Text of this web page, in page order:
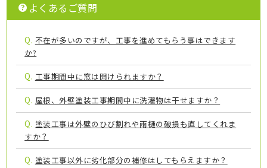
よくあるご質問
Q. 不在が多いのですが、工事を進めてもらう事はできます
か?
Q. 工事期間中に窓は開けられますか？
Q. 屋根、外壁塗装工事期間中に洗濯物は干せますか？
Q. 塗装工事は外壁のひび割れや雨樋の破損も直してくれま
すか？
Q. 塗装工事以外に劣化部分の補修はしてもらえますか？